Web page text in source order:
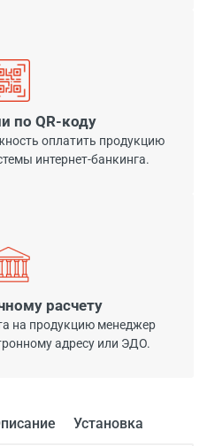
по QR-коду
оплатить продукцию
интернет-банкинга.
расчету
на продукцию менеджер
адресу или ЭДО.
Установка